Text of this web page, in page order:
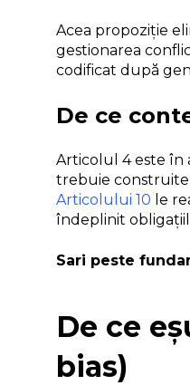
Acea propoziție
gestionarea
codificat după
De ce
Articolul 4 este în
trebuie
Articolului 10 le
îndeplinit
Sari peste
De ce
bias)